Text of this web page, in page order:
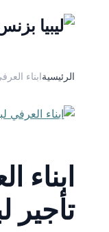
الرئيسيةابناء
تأجير